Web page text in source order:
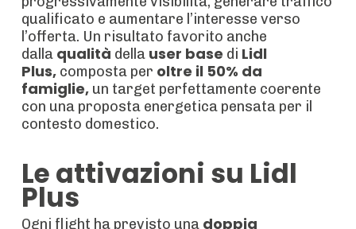
qualificato e aumentare l’interesse verso
l’offerta. Un risultato favorito anche
dalla qualità della user base di Lidl
Plus,composta per oltre il 50% da
famiglie,un target perfettamente coerente
con una proposta energetica pensata per il
contesto domestico.
Le attivazioni su Lidl
Plus
Ogni flight ha previsto una doppia